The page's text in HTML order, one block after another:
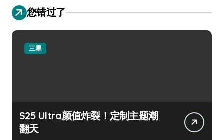
您错过了
三星
S25 Ultra颜值炸裂！定制主题潮
翻天